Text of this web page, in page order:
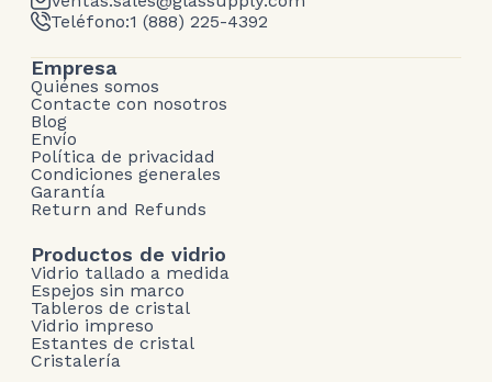
Teléfono:1 (888) 225-4392
Empresa
Quiénes somos
Contacte con nosotros
Blog
Envío
Política de privacidad
Condiciones generales
Garantía
Return and Refunds
Productos de vidrio
Vidrio tallado a medida
Espejos sin marco
Tableros de cristal
Vidrio impreso
Estantes de cristal
Cristalería